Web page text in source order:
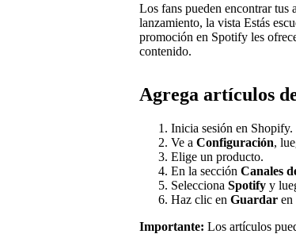
Los fans pueden encontrar tus
lanzamiento, la vista Estás
promoción en Spotify les
contenido.
Agrega artículos
Inicia sesión en Shopify.
Ve a Configuración,
Elige un producto.
En la sección Canales
Selecciona Spotify y
Haz clic en Guardar en
Importante: Los artículos